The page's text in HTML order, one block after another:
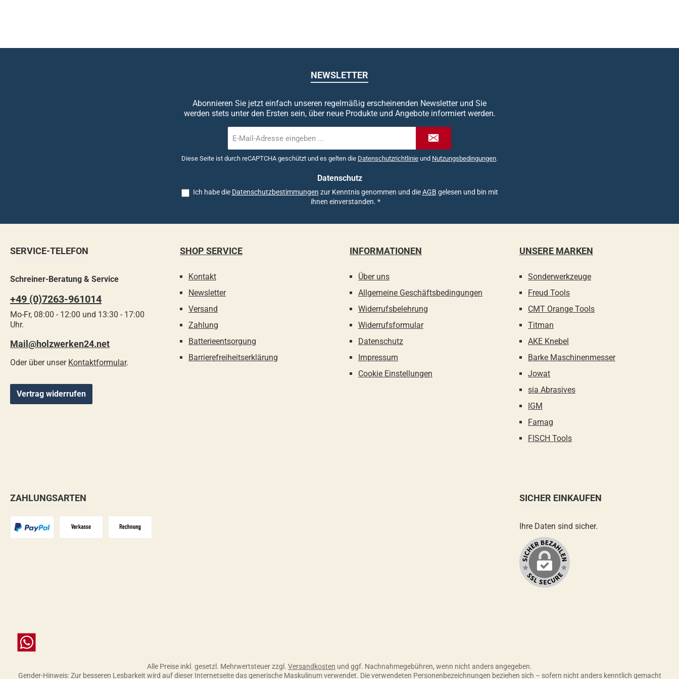
NEWSLETTER
Abonnieren Sie jetzt einfach unseren regelmäßig erscheinenden Newsletter und Sie
werden stets unter den Ersten sein, über neue Produkte und Angebote informiert werden.
Mail-
Diese Seite ist durch reCAPTCHA geschützt und es gelten die Datenschutzrichtlinie und Nutzungsbedingungen.
Datenschutz
Ich habe die Datenschutzbestimmungen zur Kenntnis genommen und dieAGB gelesen und bin mit
ihnen einverstanden. *
SERVICE-TELEFON
Schreiner-Beratung & Service
+49 (0)7263-961014
Mo-Fr, 08:00 - 12:00 und 13:30 - 17:00
Uhr.
Mail@holzwerken24.net
Oder über unser Kontaktformular.
Vertrag widerrufen
SHOP SERVICE
Kontakt
Newsletter
Versand
Zahlung
Batterieentsorgung
Barrierefreiheitserklärung
INFORMATIONEN
Über uns
Allgemeine Geschäftsbedingungen
Widerrufsbelehrung
Widerrufsformular
Datenschutz
Impressum
Cookie Einstellungen
UNSERE MARKEN
Sonderwerkzeuge
Freud Tools
CMT Orange Tools
Titman
AKE Knebel
Barke Maschinenmesser
Jowat
sia Abrasives
IGM
Famag
FISCH Tools
ZAHLUNGSARTEN SICHER EINKAUFEN
Ihre Daten sind sicher.
Chat
Alle Preise inkl. gesetzl. Mehrwertsteuer zzgl. Versandkosten und ggf. Nachnahmegebühren, wenn nicht anders angegeben.
Gender-Hinweis: Zur besseren Lesbarkeit wird auf dieser Internetseite das generische Maskulinum verwendet. Die verwendeten Personenbezeichnungen beziehen sich – sofern nicht anders kenntlich gemacht